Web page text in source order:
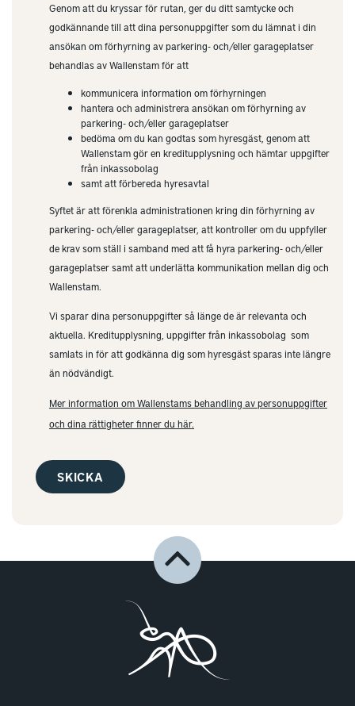
Genom att du kryssar för rutan, ger du ditt samtycke och
godkännande till att dina personuppgifter som du lämnat i din
ansökan om förhyrning av parkering- och/eller garageplatser
behandlas av Wallenstam för att
kommunicera information om förhyrningen
hantera och administrera ansökan om förhyrning av
parkering- och/eller garageplatser
bedöma om du kan godtas som hyresgäst, genom att
Wallenstam gör en kreditupplysning och hämtar uppgifter
från inkassobolag
samt att förbereda hyresavtal
Syftet är att förenkla administrationen kring din förhyrning av
parkering- och/eller garageplatser, att kontroller om du uppfyller
de krav som ställ i samband med att få hyra parkering- och/eller
garageplatser samt att underlätta kommunikation mellan dig och
Wallenstam.
Vi sparar dina personuppgifter så länge de är relevanta och
aktuella. Kreditupplysning, uppgifter från inkassobolag som
samlats in för att godkänna dig som hyresgäst sparas inte längre
än nödvändigt.
Mer information om Wallenstams behandling av personuppgifter
och dina rättigheter finner du här.